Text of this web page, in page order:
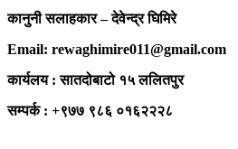
कानुनी सलाहकार – देवेन्द्र घिमिरे
Email: rewaghimire011@gmail.com
कार्यलय : सातदोबाटो १५ ललितपुर
सम्पर्क : +९७७ ९८६ ०१६२२२८